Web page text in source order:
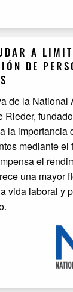
A
DE
de la National
Rieder,
la importancia
mediante el
el
una mayor
vida laboral y